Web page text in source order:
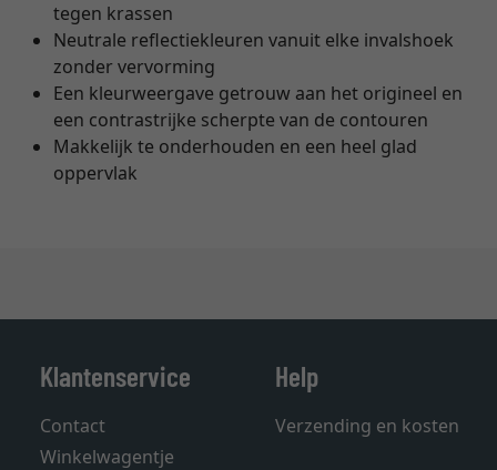
tegen krassen
Neutrale reflectiekleuren vanuit elke invalshoek
zonder vervorming
Een kleurweergave getrouw aan het origineel en
een contrastrijke scherpte van de contouren
Makkelijk te onderhouden en een heel glad
oppervlak
Klantenservice
Contact
Winkelwagentje
Help
Verzending en kosten